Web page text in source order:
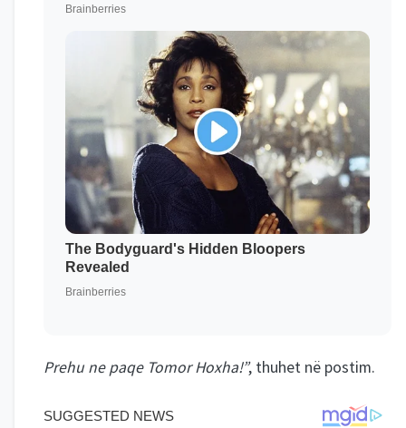
Prehu ne paqe Tomor Hoxha!”, thuhet në postim.